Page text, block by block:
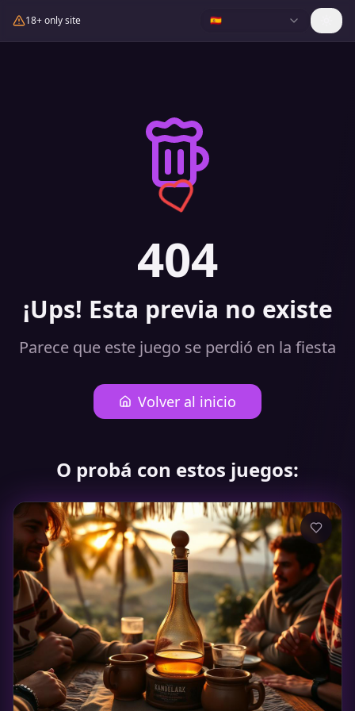
18+ only site 🇪🇸
404
¡Ups! Esta previa no existe
Parece que este juego se perdió en la fiesta
Volver al inicio
O probá con estos juegos: